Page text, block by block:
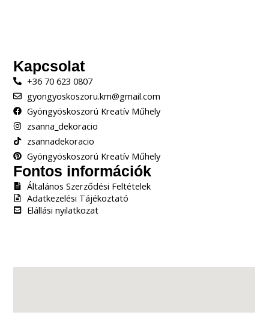
Kapcsolat
+36 70 623 0807
gyongyoskoszoru.km@gmail.com
Gyöngyöskoszorú Kreatív Műhely
zsanna_dekoracio
zsannadekoracio
Gyöngyöskoszorú Kreatív Műhely
Fontos információk
Általános Szerződési Feltételek
Adatkezelési Tájékoztató
Elállási nyilatkozat